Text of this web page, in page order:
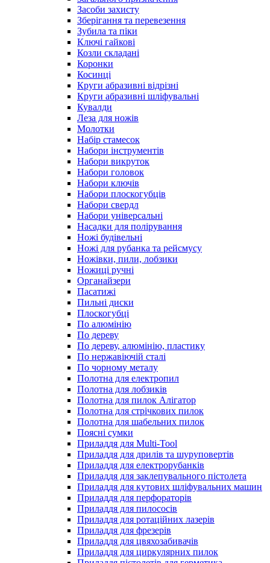
Засоби захисту
Зберігання та перевезення
Зубила та піки
Ключі гайкові
Козли складані
Коронки
Косинці
Круги абразивні відрізні
Круги абразивні шліфувальні
Кувалди
Леза для ножів
Молотки
Набір стамесок
Набори інструментів
Набори викруток
Набори головок
Набори ключів
Набори плоскогубців
Набори свердл
Набори універсальні
Насадки для полірування
Ножі будівельні
Ножі для рубанка та рейсмусу
Ножівки, пили, лобзики
Ножиці ручні
Органайзери
Пасатижі
Пильні диски
Плоскогубці
По алюмінію
По дереву
По дереву, алюмінію, пластику
По нержавіючій сталі
По чорному металу
Полотна для електропил
Полотна для лобзиків
Полотна для пилок Алігатор
Полотна для стрічкових пилок
Полотна для шабельних пилок
Поясні сумки
Приладдя для Multi-Tool
Приладдя для дрилів та шуруповертів
Приладдя для електрорубанків
Приладдя для заклепувального пістолета
Приладдя для кутових шліфувальних машин
Приладдя для перфораторів
Приладдя для пилососів
Приладдя для ротаційних лазерів
Приладдя для фрезерів
Приладдя для цвяхозабивачів
Приладдя для циркулярних пилок